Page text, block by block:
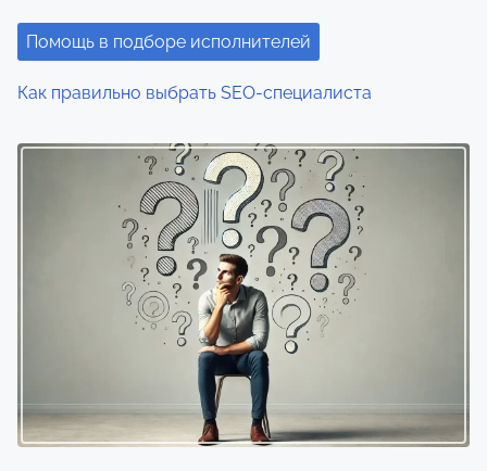
Помощь в подборе исполнителей
Как правильно выбрать SEO-специалиста